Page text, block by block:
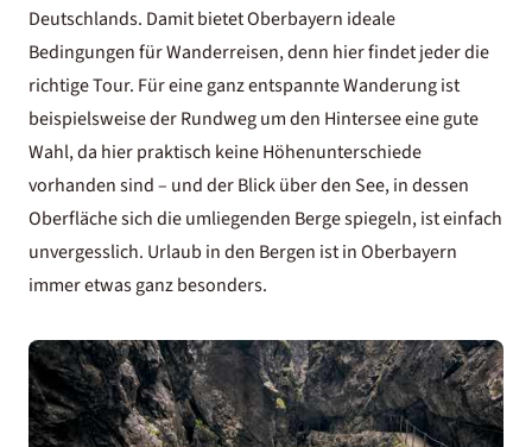
Deutschlands. Damit bietet Oberbayern ideale
Bedingungen für Wanderreisen, denn hier findet jeder die
richtige Tour. Für eine ganz entspannte Wanderung ist
beispielsweise der Rundweg um den Hintersee eine gute
Wahl, da hier praktisch keine Höhenunterschiede
vorhanden sind – und der Blick über den See, in dessen
Oberfläche sich die umliegenden Berge spiegeln, ist einfach
unvergesslich. Urlaub in den Bergen ist in Oberbayern
immer etwas ganz besonders.